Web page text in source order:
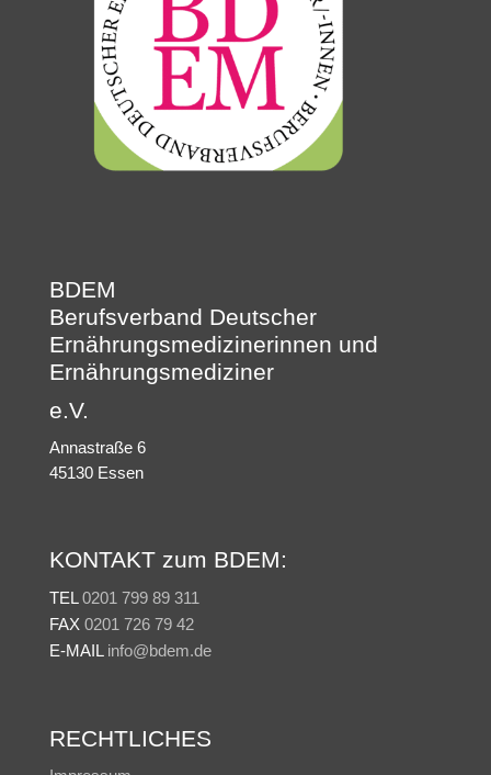
BDEM
Berufsverband Deutscher
Ernährungsmedizinerinnen und
Ernährungsmediziner
e.V.
Annastraße 6
45130 Essen
KONTAKT zum BDEM:
TEL 0201 799 89 311
FAX 0201 726 79 42
E-MAIL info@bdem.de
RECHTLICHES